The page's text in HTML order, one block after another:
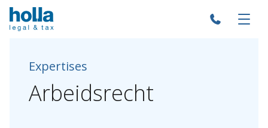
Expertises
Arbeidsrecht